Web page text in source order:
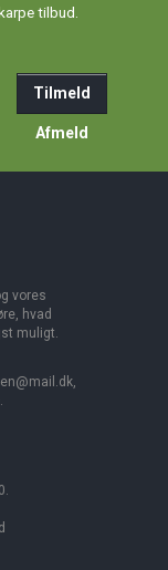
tilbud.
Tilmeld
Afmeld
vores
hvad
muligt.